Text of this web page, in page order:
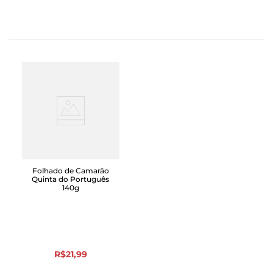
Folhado de Camarão
Quinta do Português
140g
R$21,99